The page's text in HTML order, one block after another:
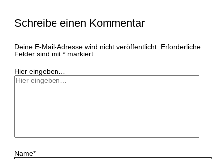
Schreibe einen Kommentar
Deine E-Mail-Adresse wird nicht veröffentlicht.
Erforderliche
Felder sind mit* markiert
Hier eingeben…
Name*